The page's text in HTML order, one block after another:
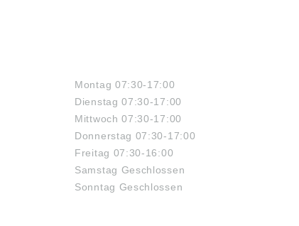
Montag 07:30-17:00
Dienstag 07:30-17:00
Mittwoch 07:30-17:00
Donnerstag 07:30-17:00
Freitag 07:30-16:00
Samstag Geschlossen
Sonntag Geschlossen